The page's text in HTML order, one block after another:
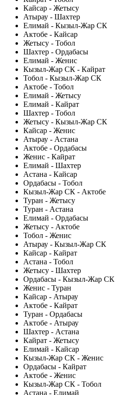
Кайсар - Жетысу
Атырау - Шахтер
Елимай - Кызыл-Жар СК
Актобе - Кайсар
Жетысу - Тобол
Шахтер - Ордабасы
Елимай - Женис
Кызыл-Жар СК - Кайрат
Тобол - Кызыл-Жар СК
Актобе - Тобол
Елимай - Жетысу
Елимай - Кайрат
Шахтер - Тобол
Жетысу - Кызыл-Жар СК
Кайсар - Женис
Атырау - Астана
Актобе - Ордабасы
Женис - Кайрат
Елимай - Шахтер
Астана - Кайсар
Ордабасы - Тобол
Кызыл-Жар СК - Актобе
Туран - Жетысу
Туран - Астана
Елимай - Ордабасы
Жетысу - Актобе
Тобол - Женис
Атырау - Кызыл-Жар СК
Кайсар - Кайрат
Астана - Тобол
Жетысу - Шахтер
Ордабасы - Кызыл-Жар СК
Женис - Туран
Кайсар - Атырау
Актобе - Кайрат
Туран - Ордабасы
Актобе - Атырау
Шахтер - Астана
Кайрат - Жетысу
Елимай - Кайсар
Кызыл-Жар СК - Женис
Ордабасы - Кайрат
Актобе - Женис
Кызыл-Жар СК - Тобол
Астана - Елимай